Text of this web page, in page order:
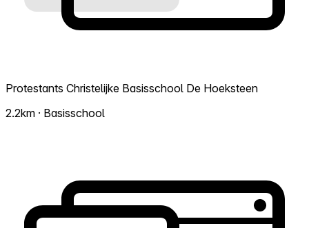
Protestants Christelijke Basisschool De Hoeksteen
2.2km · Basisschool